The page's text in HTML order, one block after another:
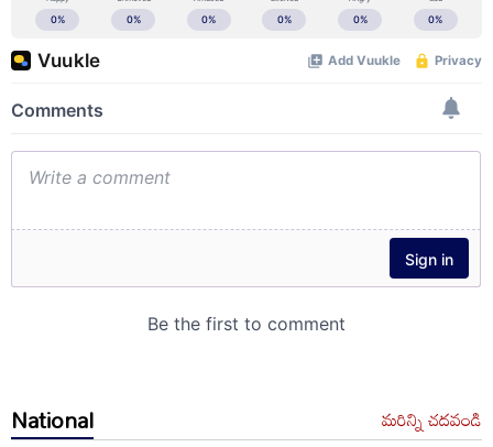
National మరిన్ని చదవండి